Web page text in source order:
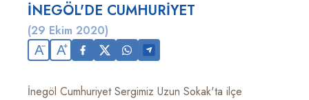
İNEGÖL'DE CUMHURİYET
(29 Ekim 2020)
A A
İnegöl Cumhuriyet Sergimiz Uzun Sokak'ta ilçe